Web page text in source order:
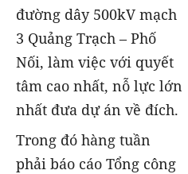
đường dây 500kV mạch
3 Quảng Trạch – Phố
Nối, làm việc với quyết
tâm cao nhất, nỗ lực lớn
nhất đưa dự án về đích.
Trong đó hàng tuần
phải báo cáo Tổng công